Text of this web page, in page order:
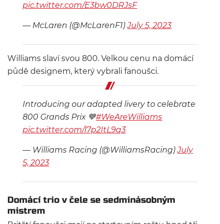
pic.twitter.com/E3bw0DRJsF
— McLaren (@McLarenF1)July 5, 2023
Williams slaví svou 800. Velkou cenu na domácí
půdě designem, který vybrali fanoušci.
Introducing our adapted livery to celebrate
800 Grands Prix 💙#WeAreWilliams
pic.twitter.com/l7p2ItL9q3
— Williams Racing (@WilliamsRacing)July
5, 2023
Domácí trio v čele se sedminásobným
mistrem